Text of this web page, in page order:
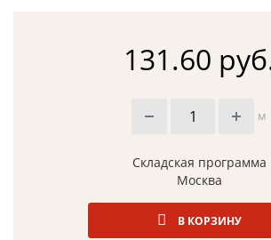
131.60
м
Складская программа
Москва
В КОРЗИНУ